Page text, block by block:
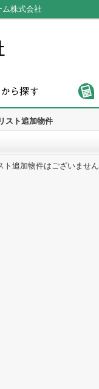
株式会社
スト追加物件
ト追加物件はございません